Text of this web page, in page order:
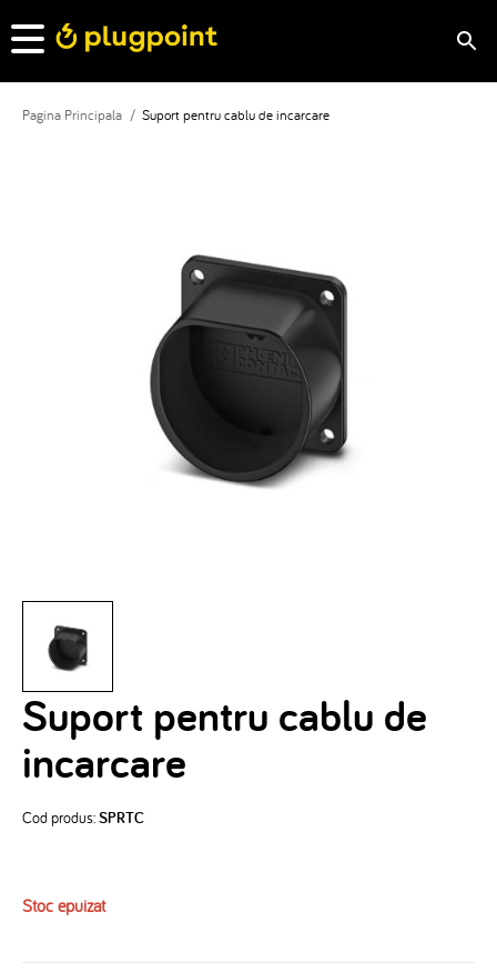
Pagina Principala / Suport pentru cablu de incarcare
Suport pentru cablu de
incarcare
Cod produs:SPRTC
Stoc epuizat